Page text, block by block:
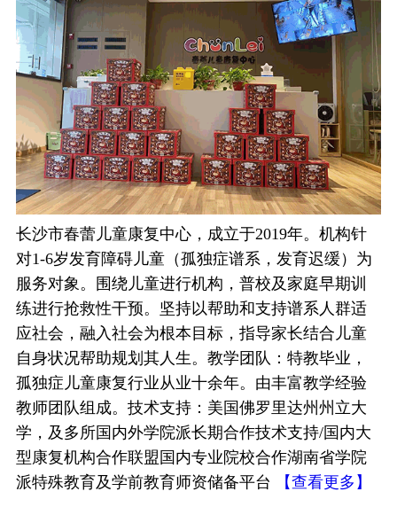
长沙市春蕾儿童康复中心，成立于2019年。机构针
对1-6岁发育障碍儿童（孤独症谱系，发育迟缓）为
服务对象。围绕儿童进行机构，普校及家庭早期训
练进行抢救性干预。坚持以帮助和支持谱系人群适
应社会，融入社会为根本目标，指导家长结合儿童
自身状况帮助规划其人生。教学团队：特教毕业，
孤独症儿童康复行业从业十余年。由丰富教学经验
教师团队组成。技术支持：美国佛罗里达州州立大
学，及多所国内外学院派长期合作技术支持/国内大
型康复机构合作联盟国内专业院校合作湖南省学院
派特殊教育及学前教育师资储备平台
【查看更多】